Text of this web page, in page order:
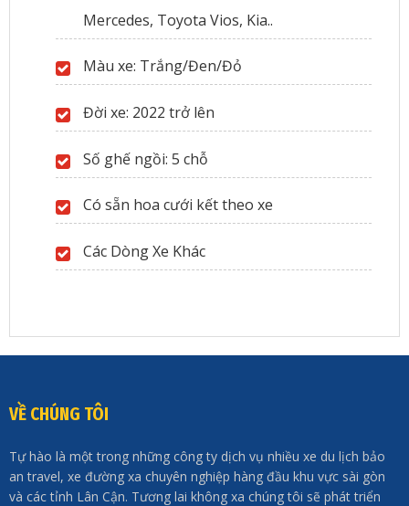
Mercedes, Toyota Vios, Kia..
Màu xe: Trắng/Đen/Đỏ
Đời xe: 2022 trở lên
Số ghế ngồi: 5 chỗ
Có sẵn hoa cưới kết theo xe
Các Dòng Xe Khác
VỀ CHÚNG TÔI
Tự hào là một trong những công ty dịch vụ nhiều xe du lịch bảo
an travel, xe đường xa chuyên nghiệp hàng đầu khu vực sài gòn
và các tỉnh Lân Cận. Tương lai không xa chúng tôi sẽ phát triển